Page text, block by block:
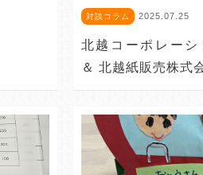
対談コラム 2025.07.25
北越コーポレーシ
＆ 北越紙販売株式